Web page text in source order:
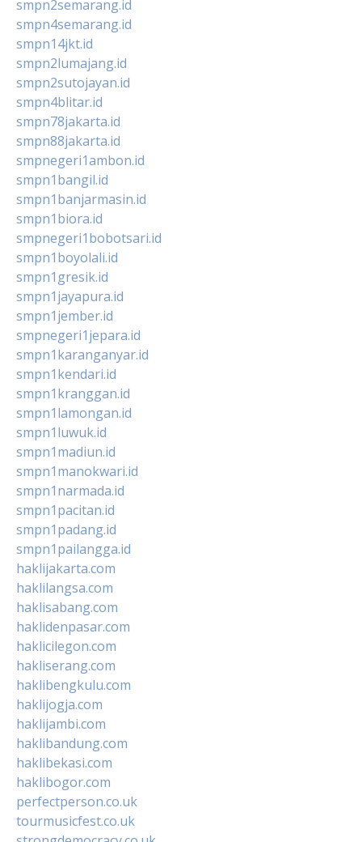
smpn2semarang.id
smpn4semarang.id
smpn14jkt.id
smpn2lumajang.id
smpn2sutojayan.id
smpn4blitar.id
smpn78jakarta.id
smpn88jakarta.id
smpnegeri1ambon.id
smpn1bangil.id
smpn1banjarmasin.id
smpn1biora.id
smpnegeri1bobotsari.id
smpn1boyolali.id
smpn1gresik.id
smpn1jayapura.id
smpn1jember.id
smpnegeri1jepara.id
smpn1karanganyar.id
smpn1kendari.id
smpn1kranggan.id
smpn1lamongan.id
smpn1luwuk.id
smpn1madiun.id
smpn1manokwari.id
smpn1narmada.id
smpn1pacitan.id
smpn1padang.id
smpn1pailangga.id
haklijakarta.com
haklilangsa.com
haklisabang.com
haklidenpasar.com
haklicilegon.com
hakliserang.com
haklibengkulu.com
haklijogja.com
haklijambi.com
haklibandung.com
haklibekasi.com
haklibogor.com
perfectperson.co.uk
tourmusicfest.co.uk